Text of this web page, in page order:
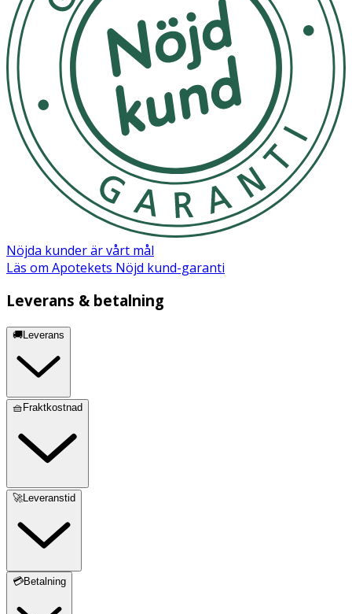
- Kakel och bänkskivor
- Kylskåp och andra blanka ytor
Användning
- Spraya direkt på ytan.
- Torka av med en ren och torr duk.
- Vid hårt smutsade ytor, låt verka en stund innan
avtorkning.
Observera:
- Undvik kontakt medträ, aluminium eller porösa ytor
Förvaring
Förvaras i rumstemperatur utom räckhåll för små barn.
Innehåll
Anjoniska tensider <5%
Säkerhetdatablad (PDF)
Nöjda kunder är vårt mål
Läs om Apotekets Nöjd kund-garanti
Leverans & betalning
🚚Leverans
🧺Fraktkostnad
🚀Leveranstid
💳Betalning